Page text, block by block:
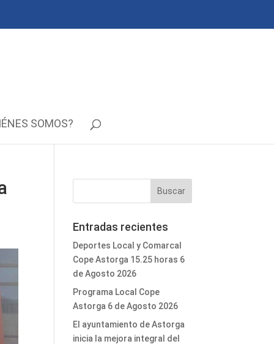
SOMOS?
Entradas recientes
Deportes Local y Comarcal
Cope Astorga 15.25 horas 6
de Agosto 2026
Programa Local Cope
Astorga 6 de Agosto 2026
El ayuntamiento de Astorga
inicia la mejora integral del